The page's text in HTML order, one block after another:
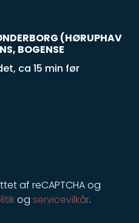
(HØRUPHAV
BOGENSE
ca 15 min før
af reCAPTCHA og
og servicevilkår.